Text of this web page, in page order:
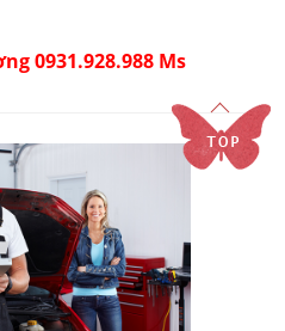
0931.928.988 Ms